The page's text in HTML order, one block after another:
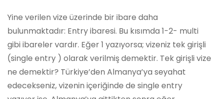
Yine verilen vize üzerinde bir ibare daha
bulunmaktadır: Entry ibaresi. Bu kısımda 1-2- multi
gibi ibareler vardır. Eğer 1 yazıyorsa; vizeniz tek girişli
(single entry ) olarak verilmiş demektir. Tek girişli vize
ne demektir? Türkiye’den Almanya’ya seyahat
edecekseniz, vizenin içeriğinde de single entry